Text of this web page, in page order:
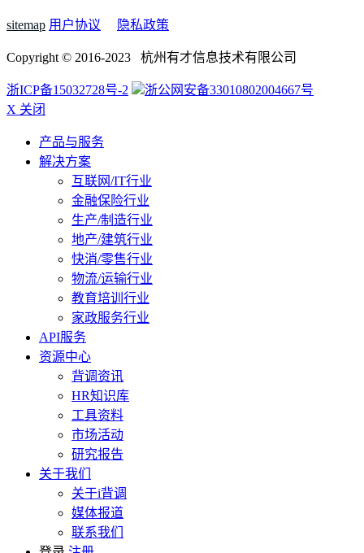
sitemap 用户协议 隐私政策
Copyright © 2016-2023 杭州有才信息技术有限公司
浙ICP备15032728号-2
浙公网安备33010802004667号
X 关闭
产品与服务
解决方案
互联网/IT行业
金融保险行业
生产/制造行业
地产/建筑行业
快消/零售行业
物流/运输行业
教育培训行业
家政服务行业
API服务
资源中心
背调资讯
HR知识库
工具资料
市场活动
研究报告
关于我们
关于i背调
媒体报道
联系我们